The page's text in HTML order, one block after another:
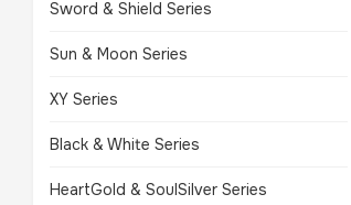
Sword & Shield Series
Sun & Moon Series
XY Series
Black & White Series
HeartGold & SoulSilver Series